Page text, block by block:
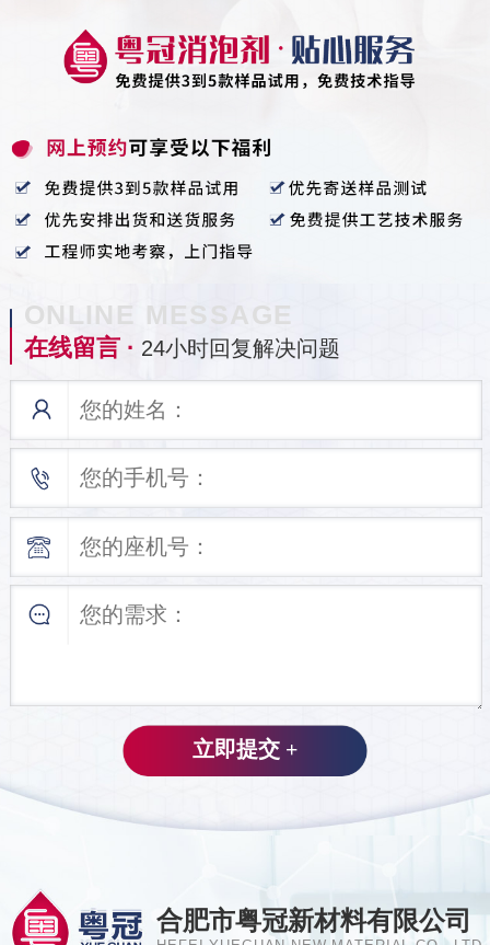
ONLINE MESSAGE
在线留言 · 24小时回复解决问题
合肥市粤冠新材料有限公司